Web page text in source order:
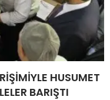
HUSUMET
BARIŞTI